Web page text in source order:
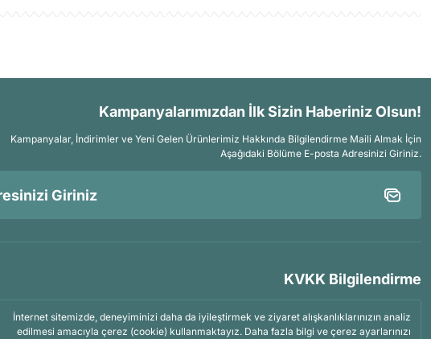
Kampanyalarımızdan İlk Sizin Haberiniz Olsun!
Kampanyalar, İndirimler ve Yeni Gelen Ürünlerimiz Hakkında Bilgilendirme Maili Almak İçin
Aşağıdaki Bölüme E-posta Adresinizi Giriniz.
KVKK Bilgilendirme
İnternet sitemizde, deneyiminizi daha da iyileştirmek ve ziyaret alışkanlıklarınızın analiz
edilmesi amacıyla çerez (cookie) kullanmaktayız. Daha fazla bilgi ve çerez ayarlarınızı